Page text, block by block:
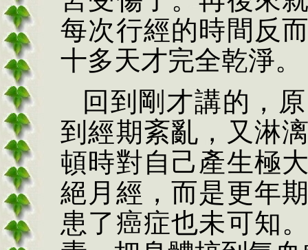
每次行經的時間反
十多天才完全乾淨。
回到剛才講的，
到經期紊亂，又淋
頓時對自己產生極
絕月經，而是更年
患了癌症也未可知